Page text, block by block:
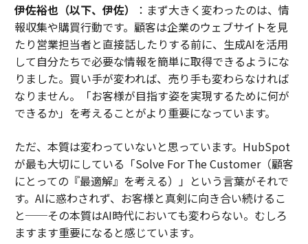
伊佐裕也（以下、伊佐）
：まず大きく変わったのは、情
報収集や購買行動です。顧客は企業のウェブサイトを見
たり営業担当者と直接話したりする前に、生成AIを活用
して自分たちで必要な情報を簡単に取得できるようにな
りました。買い手が変われば、売り手も変わらなければ
なりません。「お客様が目指す姿を実現するために何が
できるか」を考えることがより重要になっています。
ただ、本質は変わっていないと思っています。HubSpot
が最も大切にしている「Solve For The Customer（顧客
にとっての『最適解』を考える）」という言葉がそれで
す。AIに惑わされず、お客様と真剣に向き合い続けるこ
と──その本質はAI時代においても変わらない。むしろ
ますます重要になると感じています。